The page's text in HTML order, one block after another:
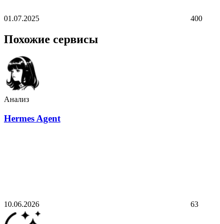
01.07.2025 400
Похожие сервисы
Анализ
Hermes Agent
10.06.2026 63